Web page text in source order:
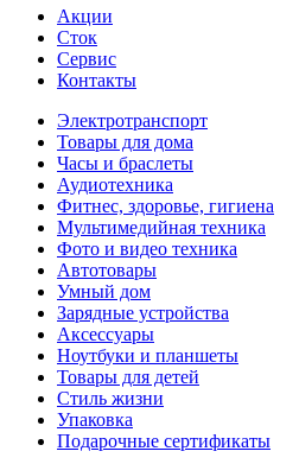
Акции
Сток
Сервис
Контакты
Электротранспорт
Товары для дома
Часы и браслеты
Аудиотехника
Фитнес, здоровье, гигиена
Мультимедийная техника
Фото и видео техника
Автотовары
Умный дом
Зарядные устройства
Аксессуары
Ноутбуки и планшеты
Товары для детей
Стиль жизни
Упаковка
Подарочные сертификаты